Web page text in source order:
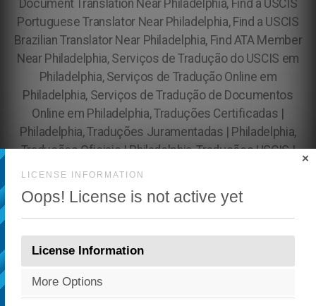
LICENSE INFORMATION
Oops! License is not active yet
×
License Information
More Options